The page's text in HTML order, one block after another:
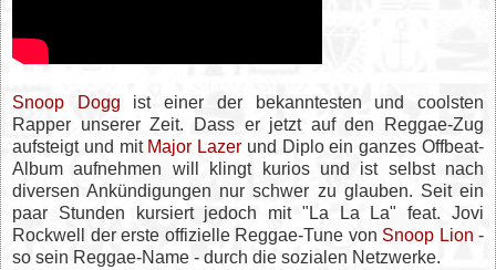
Snoop Dogg ist einer der bekanntesten und coolsten
Rapper unserer Zeit. Dass er jetzt auf den Reggae-Zug
aufsteigt und mit Major Lazer und Diplo ein ganzes Offbeat-
Album aufnehmen will klingt kurios und ist selbst nach
diversen Ankündigungen nur schwer zu glauben. Seit ein
paar Stunden kursiert jedoch mit "La La La" feat. Jovi
Rockwell der erste offizielle Reggae-Tune von Snoop Lion -
so sein Reggae-Name - durch die sozialen Netzwerke.